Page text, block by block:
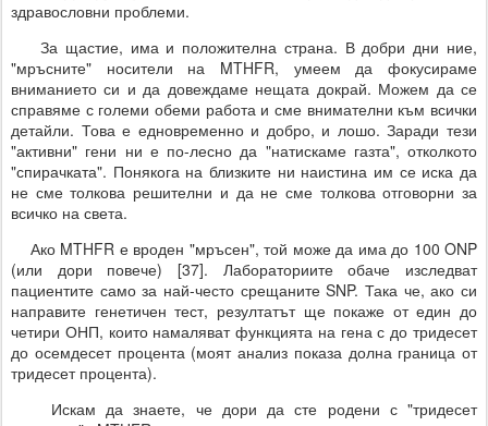
здравословни проблеми.
За щастие, има и положителна страна. В добри дни ние,
"мръсните" носители на MTHFR, умеем да фокусираме
вниманието си и да довеждаме нещата докрай. Можем да се
справяме с големи обеми работа и сме внимателни към всички
детайли. Това е едновременно и добро, и лошо. Заради тези
"активни" гени ни е по-лесно да "натискаме газта", отколкото
"спирачката". Понякога на близките ни наистина им се иска да
не сме толкова решителни и да не сме толкова отговорни за
всичко на света.
Ако MTHFR е вроден "мръсен", той може да има до 100 ONP
(или дори повече) [37]. Лабораториите обаче изследват
пациентите само за най-често срещаните SNP. Така че, ако си
направите генетичен тест, резултатът ще покаже от един до
четири ОНП, които намаляват функцията на гена с до тридесет
до осемдесет процента (моят анализ показа долна граница от
тридесет процента).
Искам да знаете, че дори да сте родени с "тридесет